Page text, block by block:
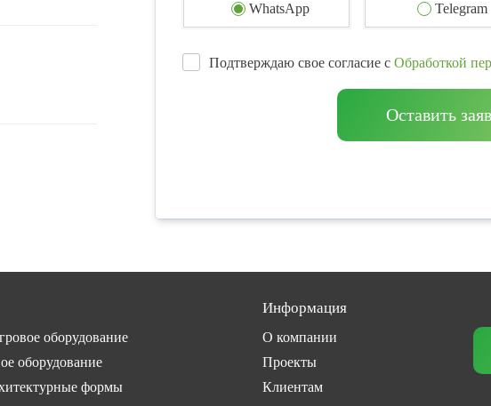
WhatsApp Telegram
Подтверждаю свое согласие с Обработкой
Оставить
оборудование
оборудование
формы
Информация
О компании
Проекты
Клиентам